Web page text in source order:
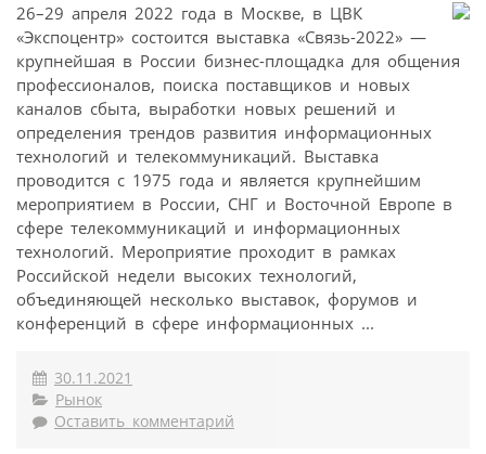
26–29 апреля 2022 года в Москве, в ЦВК
«Экспоцентр» состоится выставка «Связь-2022» —
крупнейшая в России бизнес-площадка для общения
профессионалов, поиска поставщиков и новых
каналов сбыта, выработки новых решений и
определения трендов развития информационных
технологий и телекоммуникаций. Выставка
проводится с 1975 года и является крупнейшим
мероприятием в России, СНГ и Восточной Европе в
сфере телекоммуникаций и информационных
технологий. Мероприятие проходит в рамках
Российской недели высоких технологий,
объединяющей несколько выставок, форумов и
конференций в сфере информационных ...
30.11.2021
Рынок
Оставить комментарий